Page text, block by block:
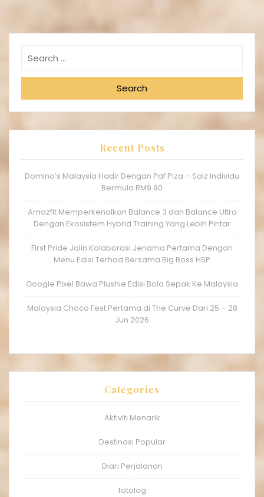
Search
Recent Posts
Domino’s Malaysia Hadir Dengan Paf Piza – Saiz Individu
Bermula RM9.90
Amazfit Memperkenalkan Balance 3 dan Balance Ultra
Dengan Ekosistem Hybrid Training Yang Lebih Pintar
First Pride Jalin Kolaborasi Jenama Pertama Dengan
Menu Edisi Terhad Bersama Big Boss HSP
Google Pixel Bawa Plushie Edisi Bola Sepak Ke Malaysia
Malaysia Choco Fest Pertama di The Curve Dari 25 – 28
Jun 2026
Categories
Aktiviti Menarik
Destinasi Popular
Diari Perjalanan
fotolog